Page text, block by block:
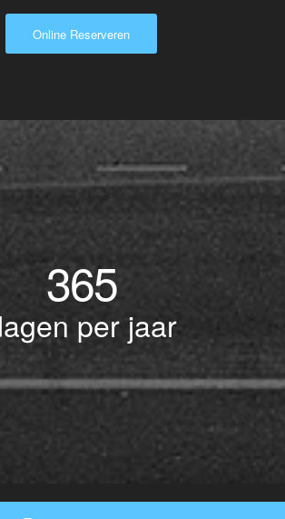
Online Reserveren
365
per jaar